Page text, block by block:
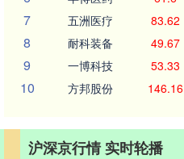
7 五洲医疗 83.62
8 耐科装备 49.67
9 一博科技 53.33
10 方邦股份 146.16
沪深京行情 实时轮播